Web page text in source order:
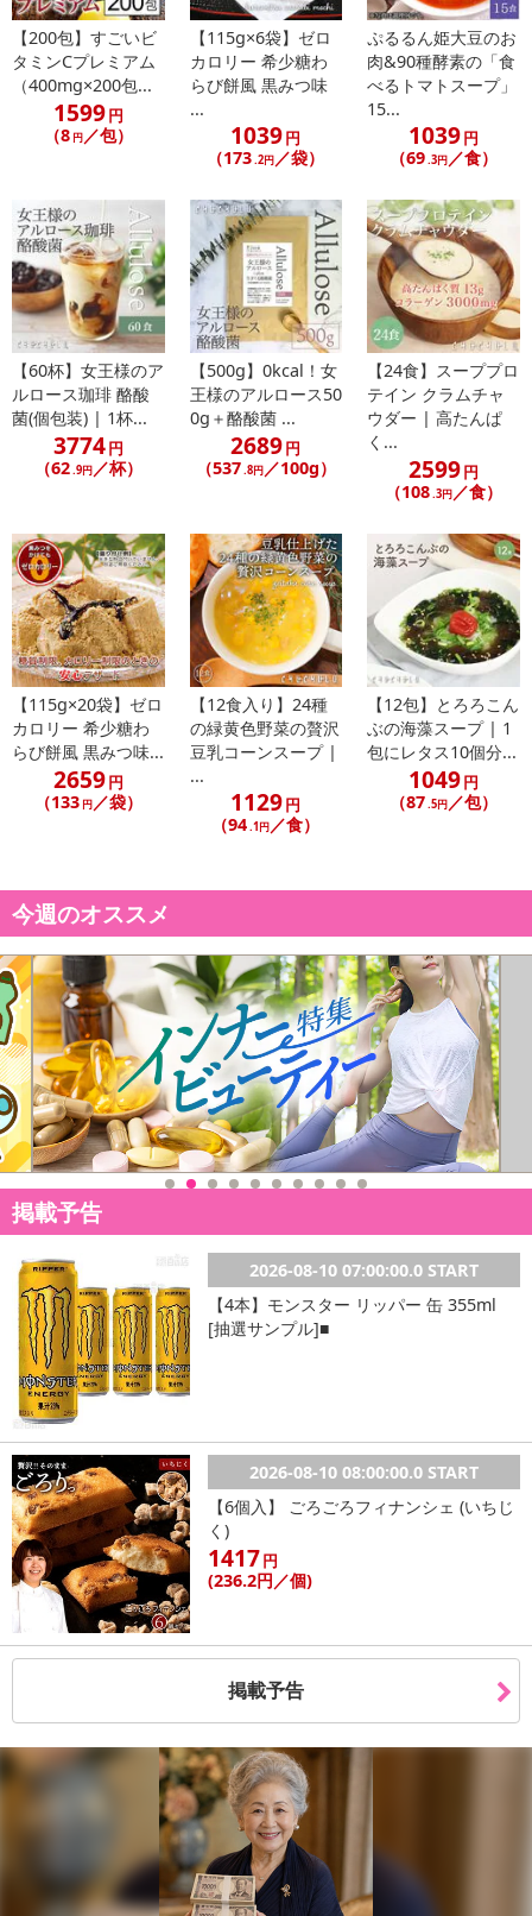
【発送・お届け・商品について】
※お申込み頂きました商品の同梱、お届けの日時指定はいたしかね
ます。
※お客様のご都合でお受取りいただけない場合、商品の再発送や返
金はいたしかねます。
また、お届け日時のご指定は、お受けできません。宅配業者からの
※発送予定日は前後する場合がございます。また商品によって発送
日が異なります。
※dショッピングサンプル百貨店よりお届けする商品は、ご利用いた
だいた後のご感想をいただくことを目的としており、転売等は固く
禁じます。
転売等、目的以外での利用が確認された場合は、サービス利用を停
止させていただきます。
【配送伝票番号について】
※こちらの商品については商品の発送完了後、
配送伝票番号がマイページに表示されない場合もございます。予
発送日カレンダー
■ その他共通および商品カテゴリー別注意事項（※必ずご確認くだ
さい）
こちらの情報は2026-07-09 14:08:36.0での情報となります。
【200包】すごいビ
タミンCプレミアム
（400mg×200包...
1599円
（8 円／包）
【115g×6袋】ゼロ
カロリー 希少糖わ
らび餅風 黒みつ味
...
1039円
（173.2円／袋）
ぷるるん姫大豆のお
肉&90種酵素の「食
べるトマトスープ」
15...
1039円
（69.3円／食）
【60杯】女王様のア
ルロース珈琲 酪酸
菌(個包装) | 1杯...
3774円
（62.9円／杯）
【500g】0kcal！女
王様のアルロース50
0g＋酪酸菌 ...
2689円
（537.8円／100g）
【24食】スーププロ
テイン クラムチャ
ウダー | 高たんぱ
く...
2599円
（108.3円／食）
【115g×20袋】ゼロ
カロリー 希少糖わ
らび餅風 黒みつ味...
2659円
（133 円／袋）
【12食入り】24種
の緑黄色野菜の贅沢
豆乳コーンスープ |
...
1129円
（94.1円 ／食）
【12包】とろろこん
ぶの海藻スープ | 1
包にレタス10個分...
1049円
（87.5円 ／包）
今週のオススメ
掲載予告
2026-08-10 07:00:00.0 START
【4本】モンスター リッパー 缶 355ml
[抽選サンプル]■
2026-08-10 08:00:00.0 START
【6個入】 ごろごろフィナンシェ (いちじ
く)
1417円
(236.2円／個)
掲載予告